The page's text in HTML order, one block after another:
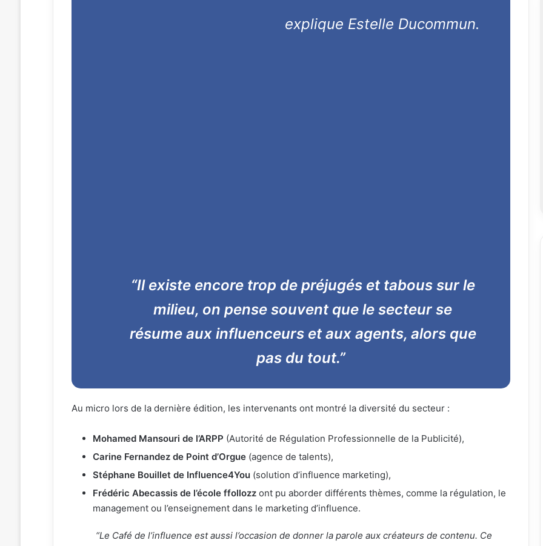
explique Estelle Ducommun.
“Il existe encore trop de préjugés et tabous sur le
milieu, on pense souvent que le secteur se
résume aux influenceurs et aux agents, alors que
pas du tout.”
Au micro lors de la dernière édition, les intervenants ont montré la diversité du secteur :
Mohamed Mansouri de l’ARPP (Autorité de Régulation Professionnelle de la Publicité),
Carine Fernandez de Point d’Orgue(agence de talents),
Stéphane Bouillet de Influence4You (solution d’influence marketing),
Frédéric Abecassis de l’école ffollozzont pu aborder différents thèmes, comme la régulation, le
management ou l’enseignement dans le marketing d’influence.
“Le Café de l’influence est aussi l’occasion de donner la parole aux créateurs de contenu. Ce